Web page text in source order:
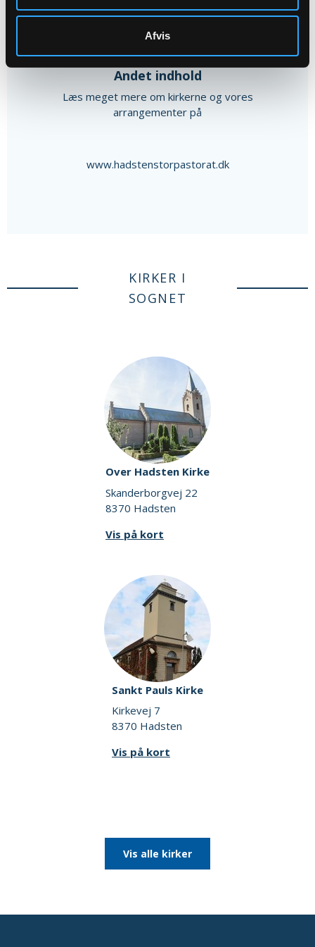
Afvis
Andet indhold
Læs meget mere om kirkerne og vores
arrangementer på
www.hadstenstorpastorat.dk
KIRKER I
SOGNET
Over Hadsten Kirke
Skanderborgvej 22
8370 Hadsten
Vis på kort
Sankt Pauls Kirke
Kirkevej 7
8370 Hadsten
Vis på kort
Vis alle kirker